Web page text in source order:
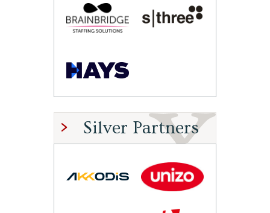
Silver Partners